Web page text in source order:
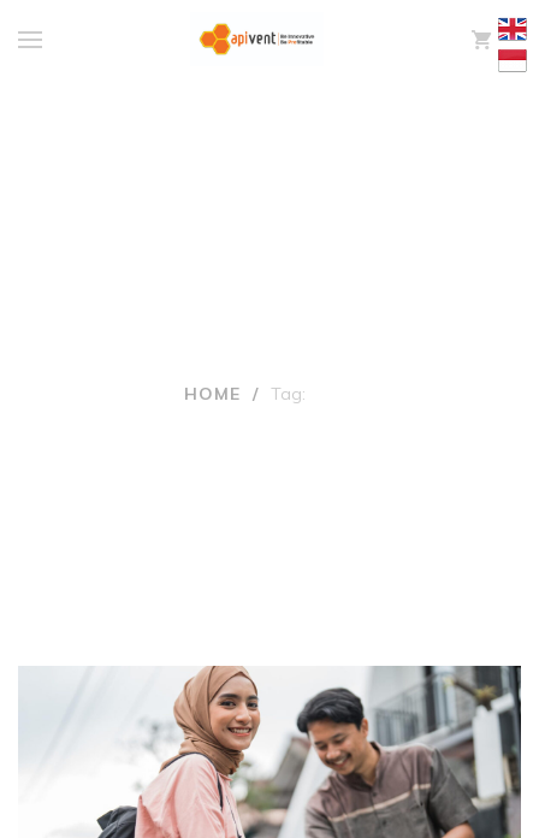
0
HOME / Tag: